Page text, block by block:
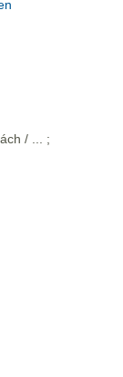
/ ... ;